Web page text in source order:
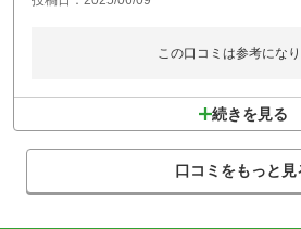
目を打ってしまった。紛らわしのでやめて欲
この口コミは参考にな
続きを見る
口コミをもっと見